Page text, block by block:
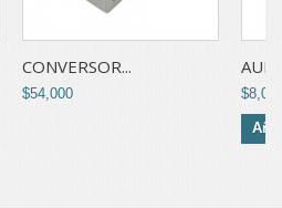
CONVERSOR...
$54,000